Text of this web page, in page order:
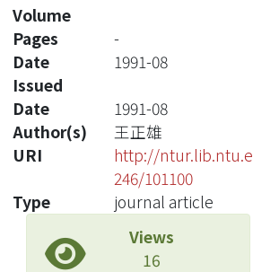
Volume
Pages
-
Date
Issued
1991-08
Date
1991-08
Author(s)
王正雄
URI
http://
246/101100
Type
journal article
Views
16